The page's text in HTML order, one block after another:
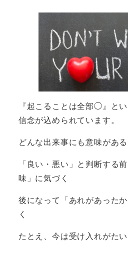
『起こることは全部◯』と
信念が込められています。
どんな出来事にも意味がある
「良い・悪い」と判断する
味」に気づく
後になって「あれがあった
く
たとえ、今は受け入れがた